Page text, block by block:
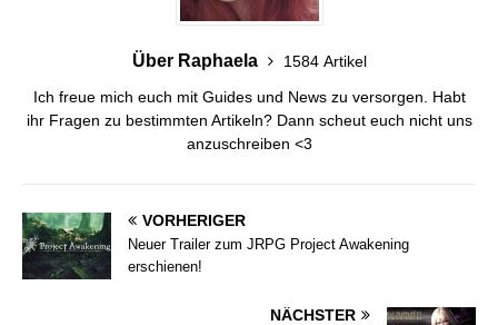
Über Raphaela
1584 Artikel
Ich freue mich euch mit Guides und News zu versorgen. Habt
ihr Fragen zu bestimmten Artikeln? Dann scheut euch nicht uns
anzuschreiben <3
VORHERIGER
Neuer Trailer zum JRPG Project Awakening
erschienen!
NÄCHSTER